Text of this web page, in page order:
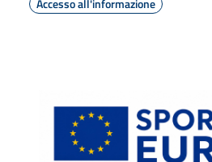
Accesso all'informazione